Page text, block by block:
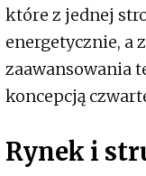
które z jednej
energetycznie, a
zaawansowania
koncepcją
Rynek i